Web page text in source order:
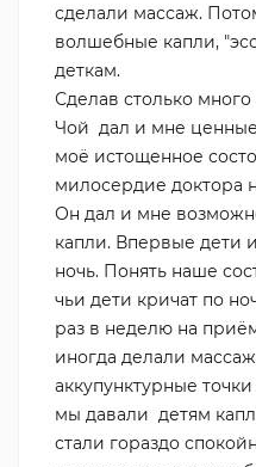
сделали массаж.
волшебные капли,
деткам.
Сделав столько много
Чой дал и мне
моё истощенное
милосердие доктора
Он дал и мне
капли. Впервые
ночь. Понять наше
чьи дети кричат по
раз в неделю на
иногда делали
аккупунктурные
мы давали детям
стали гораздо